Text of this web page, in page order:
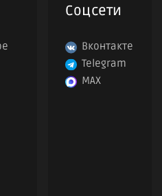
Соцсети
Вконтакте
Telegram
MAX